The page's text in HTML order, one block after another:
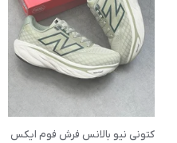
کتونی نیو بالانس فرش فوم ایکس